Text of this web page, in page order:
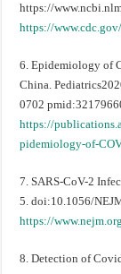
https://
https://
6. Epidemiology of
China.
0702
https://
pidemiology-of-
7. SARS-CoV-2
5. doi:10.1056/
https://
8. Detection of